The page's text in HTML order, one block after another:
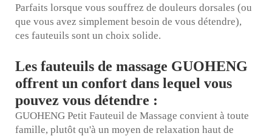
Parfaits lorsque vous souffrez de douleurs dorsales (ou
que vous avez simplement besoin de vous détendre),
ces fauteuils sont un choix solide.
Les fauteuils de massage GUOHENG
offrent un confort dans lequel vous
pouvez vous détendre :
GUOHENG Petit Fauteuil de Massage convient à toute
famille, plutôt qu'à un moyen de relaxation haut de